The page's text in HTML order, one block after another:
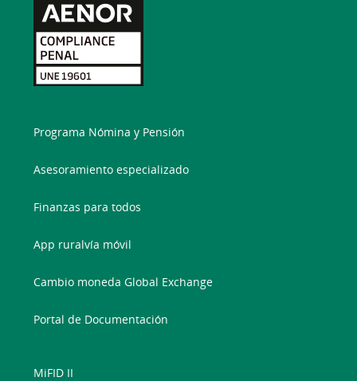
Programa Nómina y Pensión
Asesoramiento especializado
Finanzas para todos
App ruralvía móvil
Cambio moneda Global Exchange
Portal de Documentación
MiFID II